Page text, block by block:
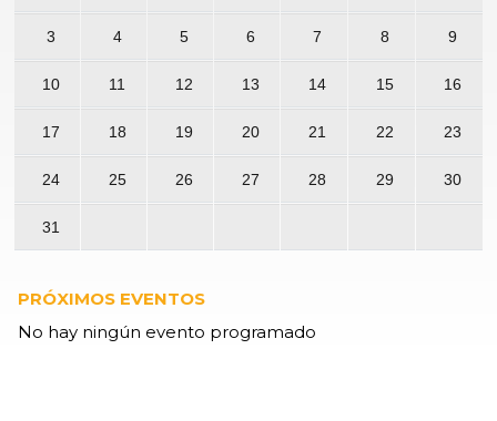
3 4 5 6 7 8 9
10 11 12 13 14 15 16
17 18 19 20 21 22 23
24 25 26 27 28 29 30
31
PRÓXIMOS EVENTOS
No hay ningún evento programado